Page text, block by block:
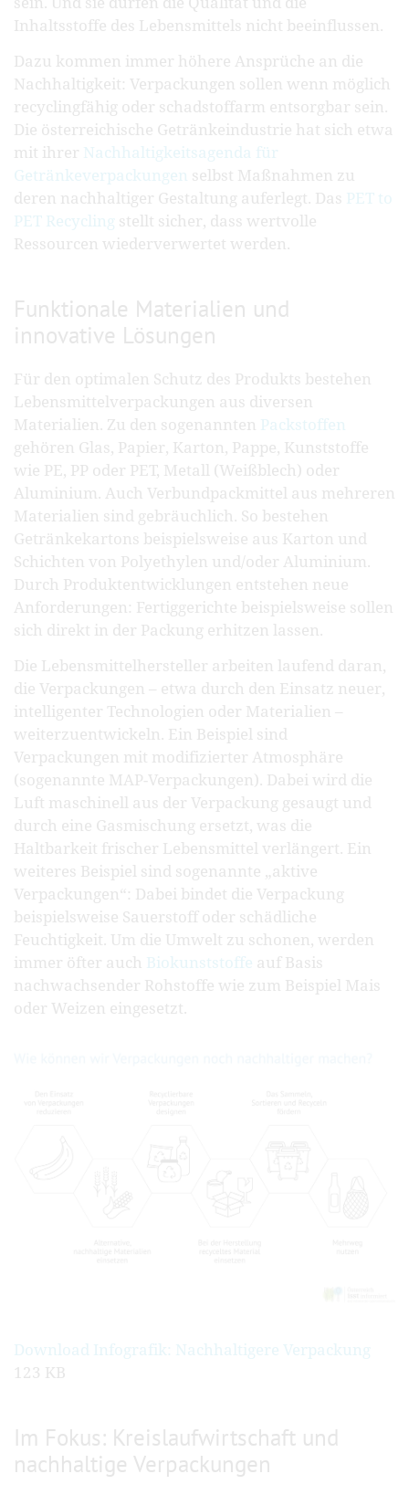
Inhaltsstoffe des Lebensmittels nicht beeinflussen.
Dazu kommen immer höhere Ansprüche an die
Nachhaltigkeit: Verpackungen sollen wenn möglich
recyclingfähig oder schadstoffarm entsorgbar sein.
Die österreichische Getränkeindustrie hat sich etwa
mit ihrer Nachhaltigkeitsagenda für
Getränkeverpackungen selbst Maßnahmen zu
deren nachhaltiger Gestaltung auferlegt. Das PET to
PET Recycling stellt sicher, dass wertvolle
Ressourcen wiederverwertet werden.
Funktionale Materialien und
innovative Lösungen
Für den optimalen Schutz des Produkts bestehen
Lebensmittelverpackungen aus diversen
Materialien. Zu den sogenannten Packstoffen
gehören Glas, Papier, Karton, Pappe, Kunststoffe
wie PE, PP oder PET, Metall (Weißblech) oder
Aluminium. Auch Verbundpackmittel aus mehreren
Materialien sind gebräuchlich. So bestehen
Getränkekartons beispielsweise aus Karton und
Schichten von Polyethylen und/oder Aluminium.
Durch Produktentwicklungen entstehen neue
Anforderungen: Fertiggerichte beispielsweise sollen
sich direkt in der Packung erhitzen lassen.
Die Lebensmittelhersteller arbeiten laufend daran,
die Verpackungen – etwa durch den Einsatz neuer,
intelligenter Technologien oder Materialien –
weiterzuentwickeln. Ein Beispiel sind
Verpackungen mit modifizierter Atmosphäre
(sogenannte MAP-Verpackungen). Dabei wird die
Luft maschinell aus der Verpackung gesaugt und
durch eine Gasmischung ersetzt, was die
Haltbarkeit frischer Lebensmittel verlängert. Ein
weiteres Beispiel sind sogenannte „aktive
Verpackungen“: Dabei bindet die Verpackung
beispielsweise Sauerstoff oder schädliche
Feuchtigkeit. Um die Umwelt zu schonen, werden
immer öfter auch Biokunststoffe auf Basis
nachwachsender Rohstoffe wie zum Beispiel Mais
oder Weizen eingesetzt.
Download Infografik: Nachhaltigere Verpackung
123 KB
Im Fokus: Kreislaufwirtschaft und
nachhaltige Verpackungen